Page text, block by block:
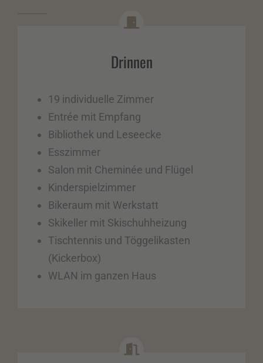
Drinnen
19 individuelle Zimmer
Entrée mit Empfang
Bibliothek und Leseecke
Esszimmer
Salon mit Cheminée und Flügel
Kinderspielzimmer
Bikeraum mit Werkstatt
Skikeller mit Skischuhheizung
Tischtennis und Töggelikasten
(Kickerbox)
WLAN im ganzen Haus